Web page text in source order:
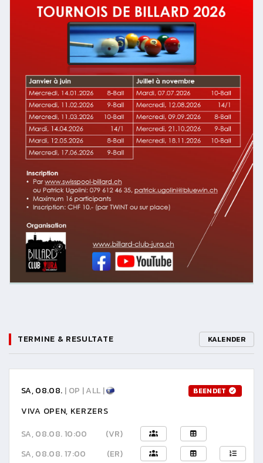
TERMINE & RESULTATE KALENDER
SA, 08.08. | OP | ALL | BEENDET
VIVA OPEN, KERZERS
SA, 08.08. 10:00
(VR)
SA, 08.08. 17:00
(ER)